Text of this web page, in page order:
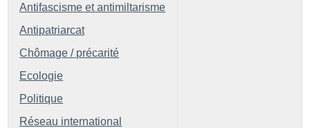
Antifascisme et antimiltarisme
Antipatriarcat
Chômage / précarité
Ecologie
Politique
Réseau international